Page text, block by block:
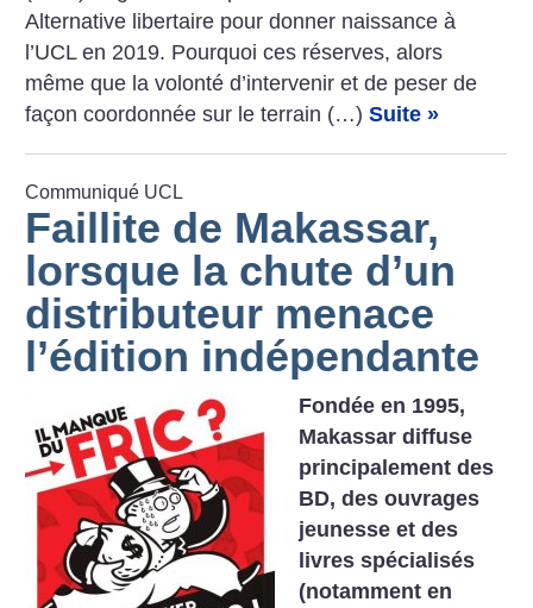
Alternative libertaire pour donner naissance à
l’UCL en 2019. Pourquoi ces réserves, alors
même que la volonté d’intervenir et de peser de
façon coordonnée sur le terrain (…)Suite »
Communiqué UCL
Faillite de Makassar,
lorsque la chute d’un
distributeur menace
l’édition indépendante
Fondée en 1995,
Makassar diffuse
principalement des
BD, des ouvrages
jeunesse et des
livres spécialisés
(notamment en